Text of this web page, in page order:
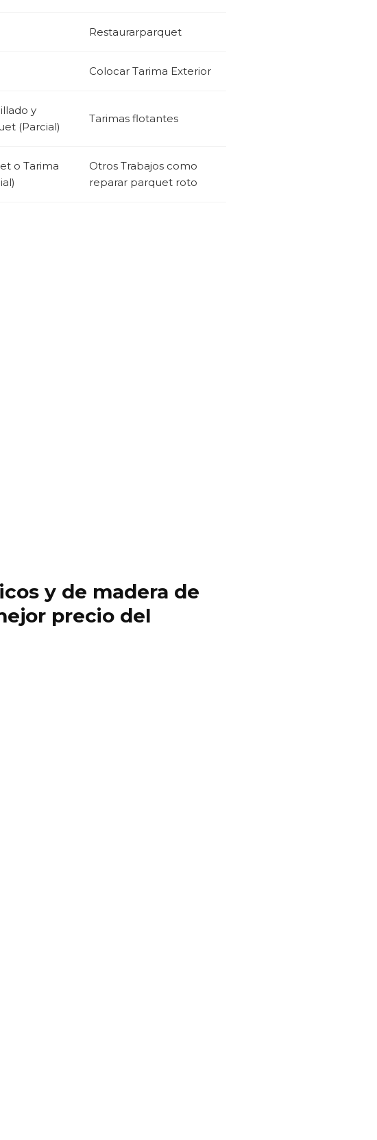
Restaurarparquet
Colocar Tarima Exterior
y
(Parcial)
Tarimas flotantes
o Tarima
Otros Trabajos como
reparar parquet roto
y de madera de
precio del